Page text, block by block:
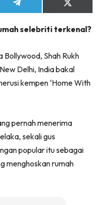
Share
on
Share
on
(Twitter)
selebriti terkenal?
Bollywood, Shah Rukh
Delhi, India bakal
kempen ‘Home With
pernah menerima
sekali gus
popular itu sebagai
menghoskan rumah